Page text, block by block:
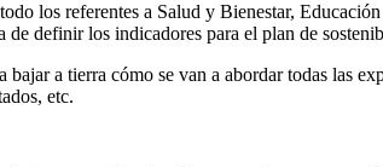
los referentes a Salud y Bienestar,
de definir los indicadores para el plan de
a tierra cómo se van a abordar todas las
etc.